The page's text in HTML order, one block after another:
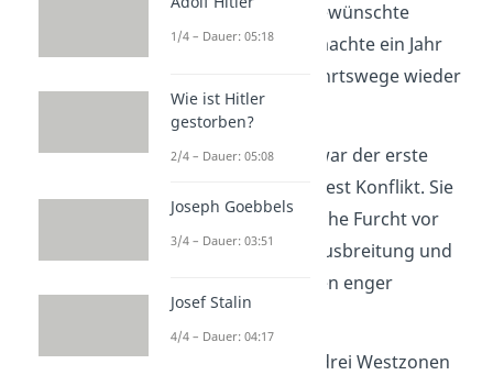
Blockade nicht die gewünschte
Wirkung hatte und machte ein Jahr
später 1949 die Zufahrtswege wieder
frei.
Die Berlin Blockade war der erste
Höhepunkt im Ost West Konflikt. Sie
verstärkte die westliche Furcht vor
einer sowjetischen Ausbreitung und
schweißte den Westen enger
zusammen.
So wurden 1949 die drei Westzonen
1/4 – Dauer: 05:18
Wie ist Hitler
gestorben?
2/4 – Dauer: 05:08
Joseph Goebbels
3/4 – Dauer: 03:51
Josef Stalin
4/4 – Dauer: 04:17